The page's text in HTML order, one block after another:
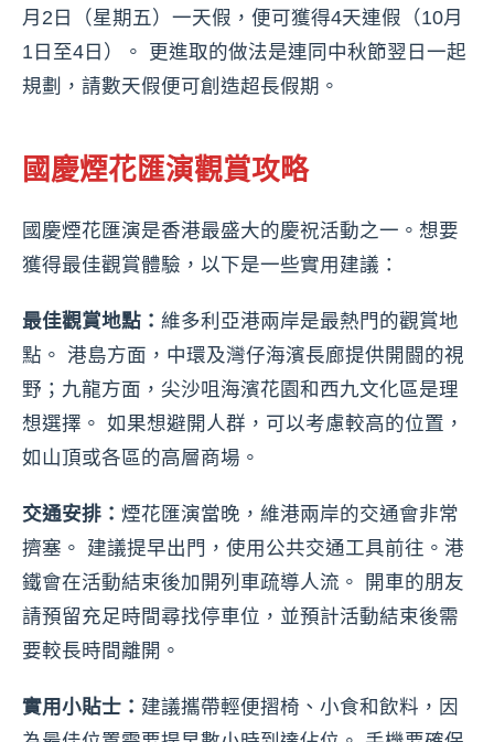
月2日（星期五）一天假，便可獲得4天連假（10月
1日至4日）。 更進取的做法是連同中秋節翌日一起
規劃，請數天假便可創造超長假期。
國慶煙花匯演觀賞攻略
國慶煙花匯演是香港最盛大的慶祝活動之一。想要
獲得最佳觀賞體驗，以下是一些實用建議：
最佳觀賞地點： 維多利亞港兩岸是最熱門的觀賞地
點。 港島方面，中環及灣仔海濱長廊提供開闘的視
野；九龍方面，尖沙咀海濱花園和西九文化區是理
想選擇。 如果想避開人群，可以考慮較高的位置，
如山頂或各區的高層商場。
交通安排： 煙花匯演當晚，維港兩岸的交通會非常
擠塞。 建議提早出門，使用公共交通工具前往。港
鐵會在活動結束後加開列車疏導人流。 開車的朋友
請預留充足時間尋找停車位，並預計活動結束後需
要較長時間離開。
實用小貼士： 建議攜帶輕便摺椅、小食和飲料，因